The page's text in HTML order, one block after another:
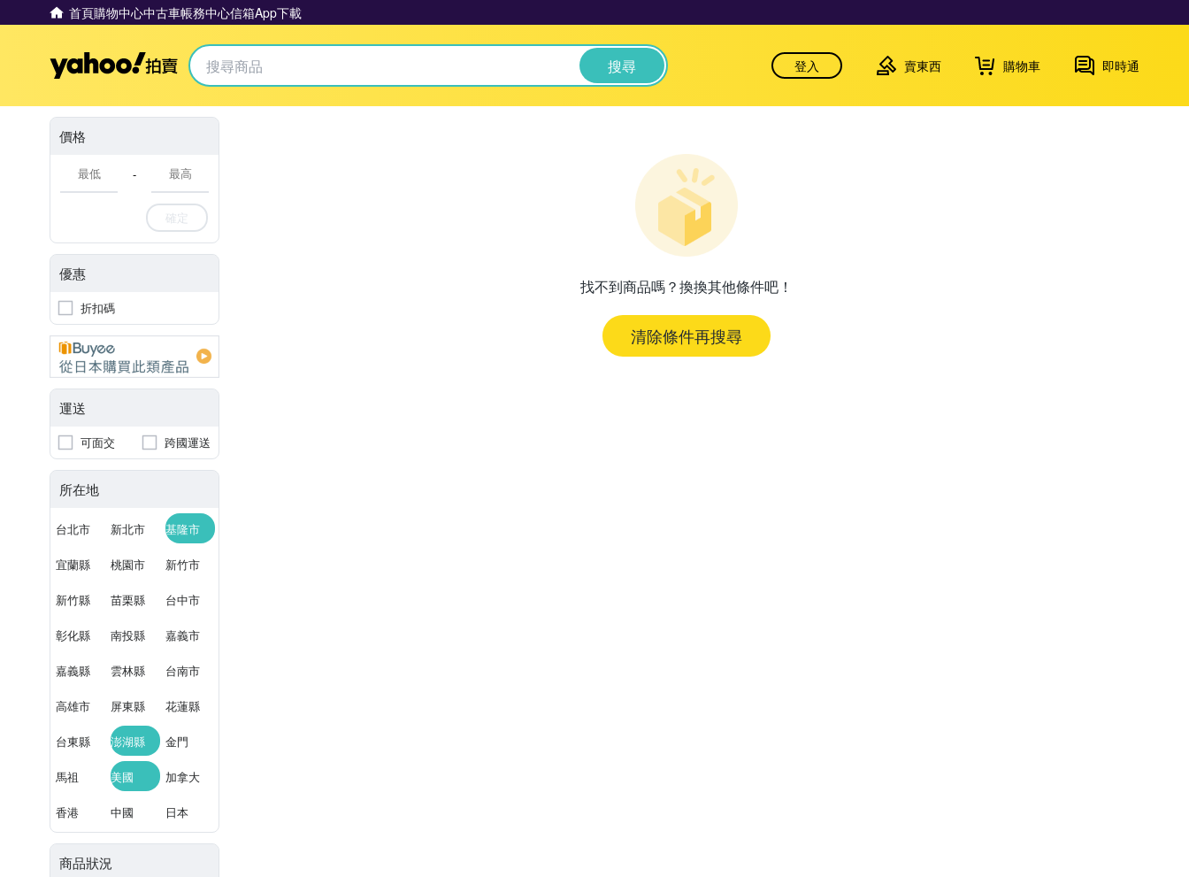
首頁購物中心中古車帳務中心信箱App下載
Yahoo拍賣 搜尋 登入 賣東西 購物車 即時通
價格
-
確定
優惠
折扣碼
運送
可面交 跨國運送
所在地
台北市 新北市 基隆市
宜蘭縣 桃園市 新竹市
新竹縣 苗栗縣 台中市
彰化縣 南投縣 嘉義市
嘉義縣 雲林縣 台南市
高雄市 屏東縣 花蓮縣
台東縣 澎湖縣 金門
馬祖 美國 加拿大
香港 中國 日本
商品狀況
找不到商品嗎？換換其他條件吧！
清除條件再搜尋